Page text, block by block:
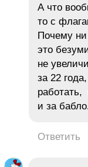
А что
то с
Почему ни
это
не
за 22
работать,
и за
Ответить